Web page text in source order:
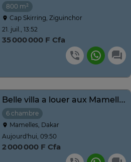
800 m²
Cap Skirring, Ziguinchor
21. juil., 13:52
35 000 000 F Cfa
Belle villa a louer aux Mamelles
6 chambre
Mamelles, Dakar
Aujourd'hui, 09:50
2 000 000 F Cfa